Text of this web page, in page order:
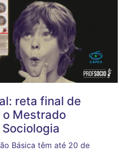
reta final de
Mestrado
Básica têm até 20 de